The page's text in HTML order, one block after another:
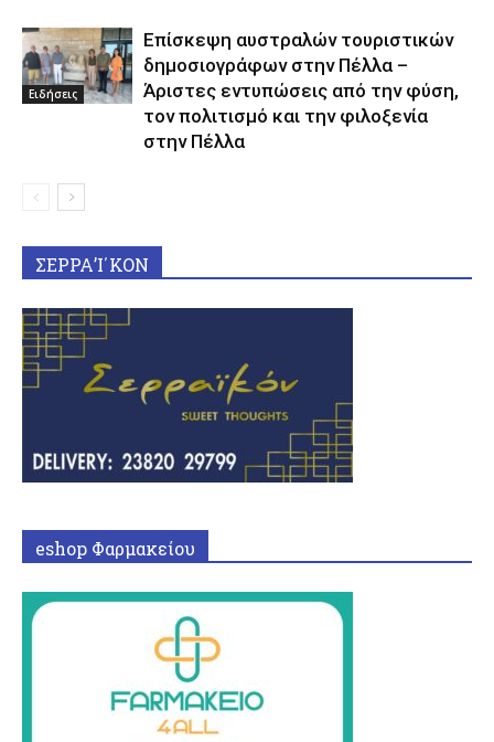
Ειδήσεις
Επίσκεψη αυστραλών τουριστικών
δημοσιογράφων στην Πέλλα –
Άριστες εντυπώσεις από την φύση,
τον πολιτισμό και την φιλοξενία
στην Πέλλα
ΣΕΡΡΑ’Ι΄ΚΟΝ
eshop Φαρμακείου